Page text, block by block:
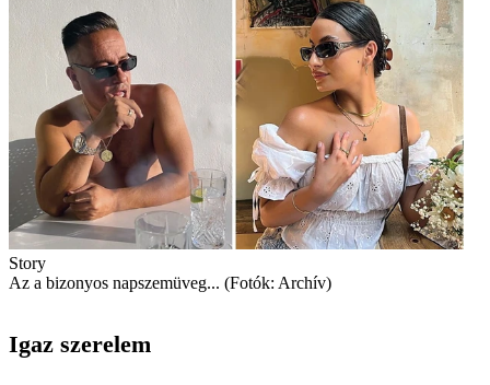
Story
Az a bizonyos napszemüveg... (Fotók: Archív)
Igaz szerelem